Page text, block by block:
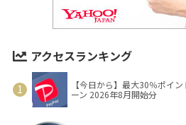
アクセスランキング
【今日から】最大30％ポイ
ーン 2026年8月開始分